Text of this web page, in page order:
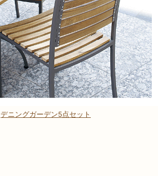
デニングガーデン5点セット